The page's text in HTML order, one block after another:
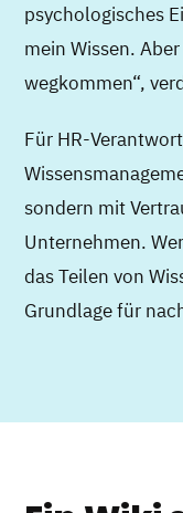
psychologisches
mein Wissen.
wegkommen“,
Für HR-
sondern mit
Unternehmen.
das Teilen von
Grundlage für